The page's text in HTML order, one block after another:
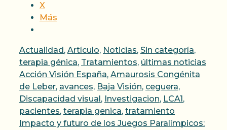
X
Más
Categorías
Actualidad, Artículo, Noticias, Sin categoría,
terapia génica, Tratamientos, últimas noticias
Etiquetas
Acción Visión España, Amaurosis Congénita
de Leber, avances, Baja Visión, ceguera,
Discapacidad visual, Investigacion, LCA1,
pacientes, terapia genica, tratamiento
Impacto y futuro de los Juegos Paralímpicos: